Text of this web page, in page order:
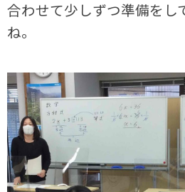
合わせて少しずつ準備をし
ね。